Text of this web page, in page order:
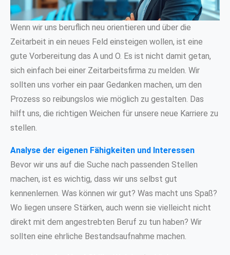
Wenn wir uns beruflich neu orientieren und über die
Zeitarbeit in ein neues Feld einsteigen wollen, ist eine
gute Vorbereitung das A und O. Es ist nicht damit getan,
sich einfach bei einer Zeitarbeitsfirma zu melden. Wir
sollten uns vorher ein paar Gedanken machen, um den
Prozess so reibungslos wie möglich zu gestalten. Das
hilft uns, die richtigen Weichen für unsere neue Karriere zu
stellen.
Analyse der eigenen Fähigkeiten und Interessen
Bevor wir uns auf die Suche nach passenden Stellen
machen, ist es wichtig, dass wir uns selbst gut
kennenlernen. Was können wir gut? Was macht uns Spaß?
Wo liegen unsere Stärken, auch wenn sie vielleicht nicht
direkt mit dem angestrebten Beruf zu tun haben? Wir
sollten eine ehrliche Bestandsaufnahme machen.